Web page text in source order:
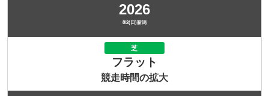
2026
8/2(日)新潟
芝
フラット
競走時間の拡大